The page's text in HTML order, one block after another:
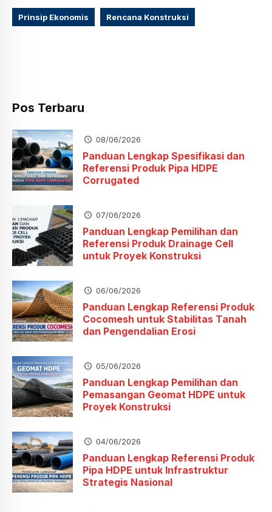
Prinsip Ekonomis Rencana Konstruksi
Pos Terbaru
08/06/2026
Panduan Lengkap Spesifikasi dan
Referensi Produk Pipa HDPE
Corrugated
07/06/2026
Panduan Lengkap Pemilihan dan
Referensi Produk Drainage Cell
untuk Proyek Konstruksi
06/06/2026
Panduan Lengkap Referensi Produk
Cocomesh untuk Stabilitas Tanah
dan Pengendalian Erosi
05/06/2026
Panduan Lengkap Pemilihan dan
Pemasangan Geomat HDPE untuk
Proyek Konstruksi
04/06/2026
Panduan Lengkap Referensi Produk
Pipa HDPE untuk Infrastruktur
Strategis Nasional